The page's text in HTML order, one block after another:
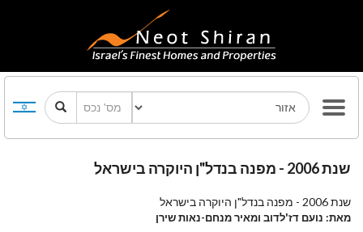
שנת 2006 - מפנה בנדל"ן היוקרה בישראל
שנת 2006 - מפנה בנדל"ן היוקרה בישראל
מאת: נועם דז'לדוב ומאיר מנחם-נאות שירן